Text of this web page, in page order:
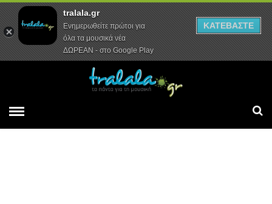
Αρχική Συνεντεύξεις Ρεπορτάζ
tralala.gr
Ενημερωθείτε πρώτοι για
όλα τα μουσικά νέα
ΔΩΡΕΑΝ - στο Google Play
ΚΑΤΕΒΑΣΤΕ